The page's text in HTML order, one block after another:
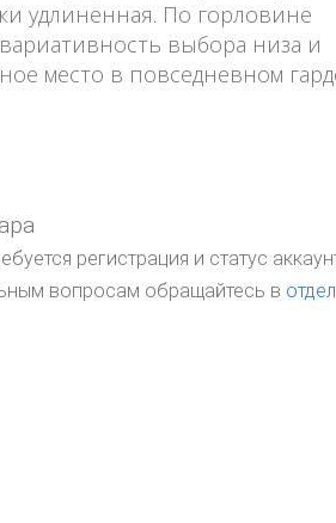
удлиненная. По горловине
выбора низа и
место в повседневном
регистрация и статус
вопросам обращайтесь в отдел